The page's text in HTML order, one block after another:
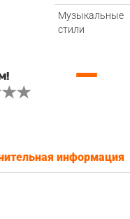
Музыкальные
стили
—
информация